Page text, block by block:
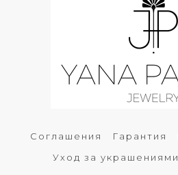
Соглашения Гарантия
Уход за украшениями